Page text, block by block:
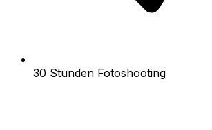
30 Stunden Fotoshooting